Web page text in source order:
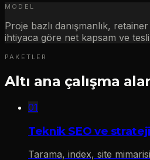
MODEL
Proje bazlı danışmanlık,
ihtiyaca göre net kapsam ve
PAKETLER
Altı ana çalışma
01
Teknik SEO ve
Tarama, index, site